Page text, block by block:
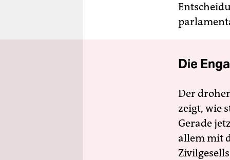
Die
Der
zeigt, wie
Gerade
allem mit